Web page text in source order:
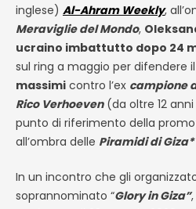
inglese) Al-Ahram Weekly,
Meraviglie del Mondo,
ucraino imbattutto dopo 24
sul ring a maggio per difendere
massimi contro l’ex campione
Rico Verhoeven(da oltre 12
punto di riferimento della
all’ombra delle Piramidi di Giza*
In un incontro che gli
soprannominato “Glory in Giza”,